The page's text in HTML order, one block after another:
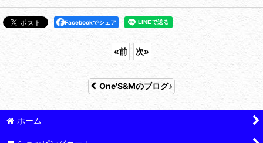
Facebookでシェア
«前 次»
One'S&Mのブログ♪
ホーム